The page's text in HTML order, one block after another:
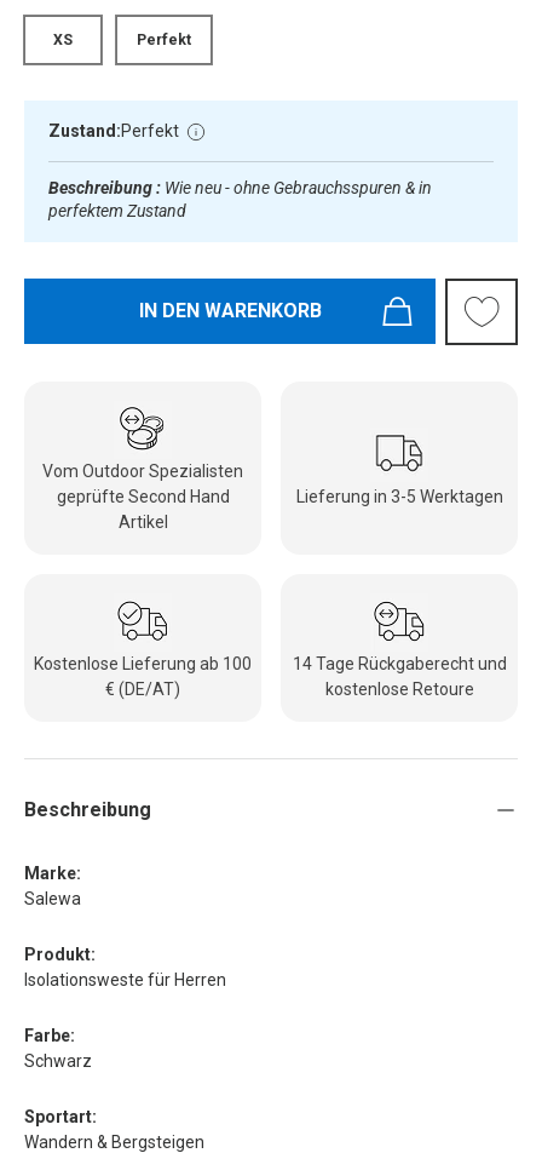
XS Perfekt
Zustand:Perfekt
Beschreibung : Wie neu - ohne Gebrauchsspuren & in
perfektem Zustand
IN DEN WARENKORB
Vom Outdoor Spezialisten
geprüfte Second Hand
Artikel
Lieferung in 3-5 Werktagen
Kostenlose Lieferung ab 100
€ (DE/AT)
14 Tage Rückgaberecht und
kostenlose Retoure
Beschreibung
Marke:
Salewa
Produkt:
Isolationsweste für Herren
Farbe:
Schwarz
Sportart:
Wandern & Bergsteigen